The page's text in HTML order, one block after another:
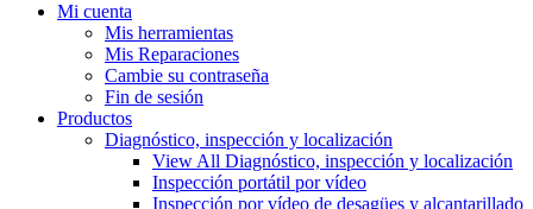
Mi cuenta
Mis herramientas
Mis Reparaciones
Cambie su contraseña
Fin de sesión
Productos
Diagnóstico, inspección y localización
View All Diagnóstico, inspección y localización
Inspección portátil por vídeo
Inspección por vídeo de desagües y alcantarillado